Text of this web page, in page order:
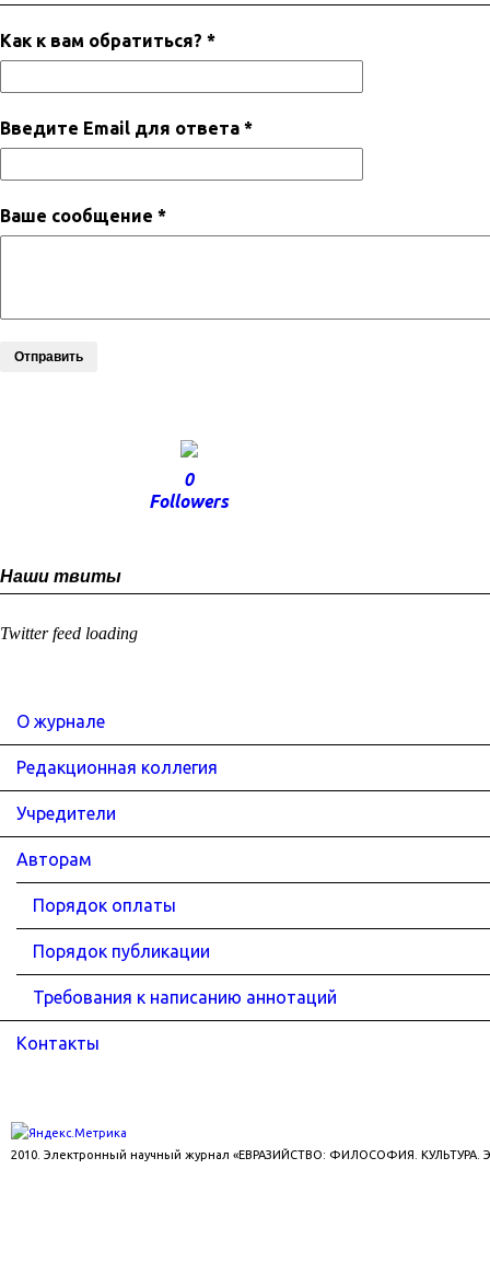
Как к вам обратиться? *
Введите Email для ответа *
Ваше сообщение *
Отправить
0
Followers
Наши твиты
Twitter feed loading
О журнале
Редакционная коллегия
Учредители
Авторам
Порядок оплаты
Порядок публикации
Требования к написанию аннотаций
Контакты
2010. Электронный научный журнал «ЕВРАЗИЙСТВО: ФИЛОСОФИЯ. КУЛЬТУРА.